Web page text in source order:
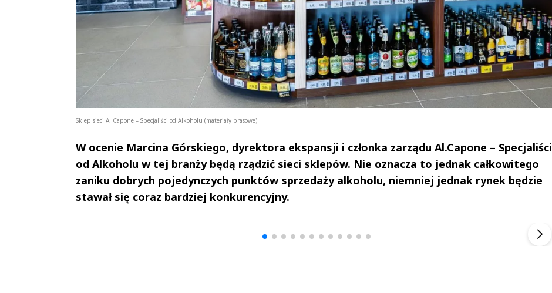
Sklep sieci Al.Capone – Specjaliści od Alkoholu (materiały prasowe)
W ocenie Marcina Górskiego, dyrektora ekspansji i członka zarządu Al.Capone – Specjaliści
od Alkoholu w tej branży będą rządzić sieci sklepów. Nie oznacza to jednak całkowitego
zaniku dobrych pojedynczych punktów sprzedaży alkoholu, niemniej jednak rynek będzie
stawał się coraz bardziej konkurencyjny.
Andrzej i Marta
Marta i Andrzej